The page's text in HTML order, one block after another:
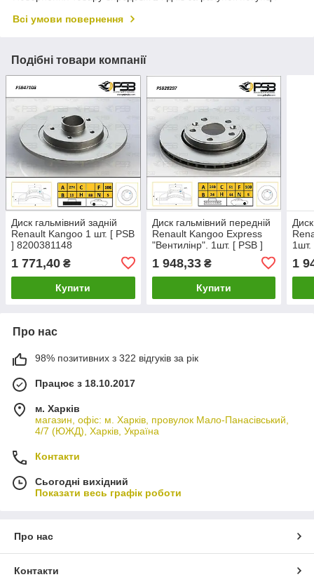
Всі умови повернення
Подібні товари компанії
Диск гальмівний задній
Renault Kangoo 1 шт. [ PSB
] 8200381148
1 771,40 ₴
Купити
Диск гальмівний передній
Renault Kangoo Express
"Вентилінр". 1шт. [ PSB ]
1 948,33₴
Купити
1
Про нас
98% позитивних з 322 відгуків за рік
Працює з 18.10.2017
м. Харків
магазин, офіс: м. Харків, провулок Мало-Панасівський,
4/7 (ЮЖД), Харків, Україна
Контакти
Сьогодні вихідний
Показати весь графік роботи
Про нас
Контакти